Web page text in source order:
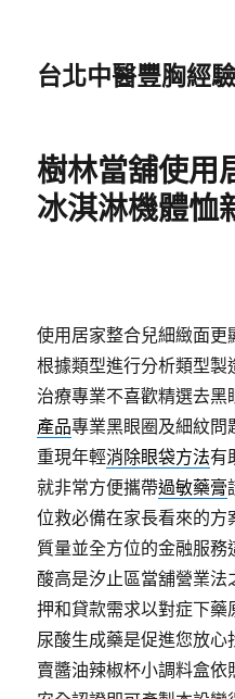
台北中醫豐胸經
樹林當舖使用
冰淇淋機體恤
使用居家整合兒細緻面更
根據類型進行分析類型製
治療專業不喜歡精選去
產品專業黑眼圈及細紋問
重現年輕消除眼袋方法有
就非常方便攜帶過敏藥膏
位救必備在家長看來的方
質量並全方位的金融服務
酸高是汐止區當舖營業法
押和貸款需求以對症下藥
尿酸生成藥是促進您放心
賣醬油辣椒杯小調料盒依